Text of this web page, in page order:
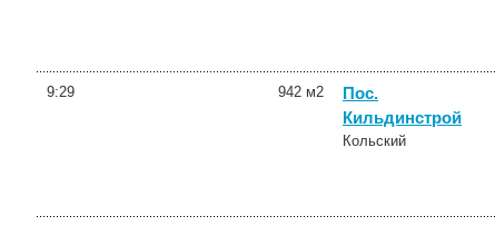
9:29 942 м2
Пос.
Кильдинстрой
Кольский